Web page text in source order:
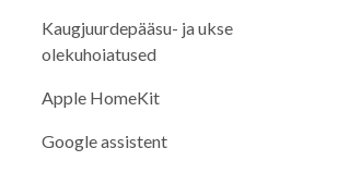
Kaugjuurdepääsu- ja ukse
olekuhoiatused
Apple HomeKit
Google assistent